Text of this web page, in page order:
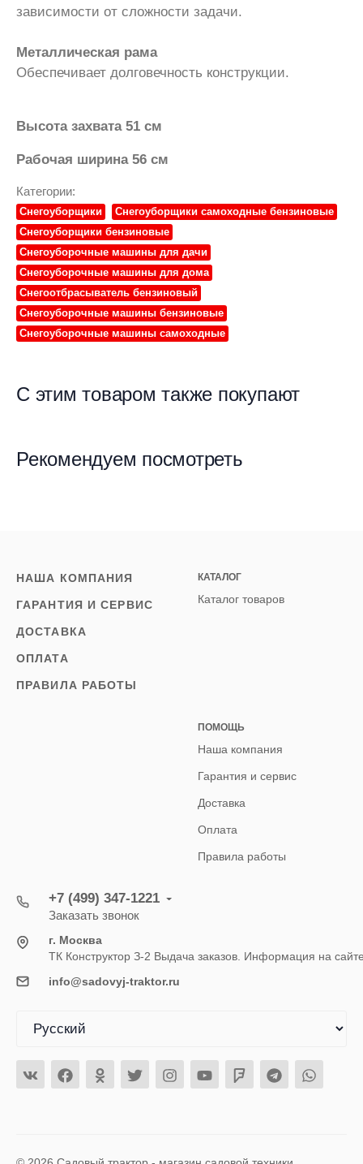
зависимости от сложности задачи.
Металлическая рама
Обеспечивает долговечность конструкции.
Высота захвата 51 см
Рабочая ширина 56 см
Категории:
Снегоуборщики
Снегоуборщики самоходные бензиновые
Снегоуборщики бензиновые
Снегоуборочные машины для дачи
Снегоуборочные машины для дома
Снегоотбрасыватель бензиновый
Снегоуборочные машины бензиновые
Снегоуборочные машины самоходные
С этим товаром также покупают
Рекомендуем посмотреть
НАША КОМПАНИЯ
ГАРАНТИЯ И СЕРВИС
ДОСТАВКА
ОПЛАТА
ПРАВИЛА РАБОТЫ
КАТАЛОГ
Каталог товаров
ПОМОЩЬ
Наша компания
Гарантия и сервис
Доставка
Оплата
Правила работы
+7 (499) 347-1221
Заказать звонок
г. Москва
ТК Конструктор З-2 Выдача заказов. Информация на
info@sadovyj-traktor.ru